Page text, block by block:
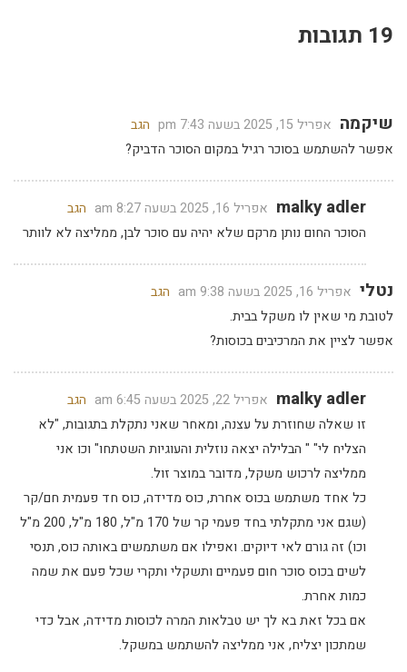
19 תגובות
שיקמה אפריל 15, 2025 בשעה 7:43 pm
הגב
אפשר להשתמש בסוכר רגיל במקום הסוכר הדביק?
malky adler אפריל 16, 2025 בשעה 8:27 am
הגב
הסוכר החום נותן מרקם שלא יהיה עם סוכר לבן, ממליצה לא לוותר
נטלי אפריל 16, 2025 בשעה 9:38 am
הגב
לטובת מי שאין לו משקל בבית.
אפשר לציין את המרכיבים בכוסות?
malky adler אפריל 22, 2025 בשעה 6:45 am
הגב
זו שאלה שחוזרת על עצנה, ומאחר שאני נתקלת בתגובות, "לא
הצליח לי" " הבלילה יצאה נוזלית והעוגיות השטתחו" וכו אני
ממליצה לרכוש משקל, מדובר במוצר זול.
כל אחד משתמש בכוס אחרת, כוס מדידה, כוס חד פעמית חם/קר
(שגם אני מתקלתי בחד פעמי קר של 170 מ"ל, 180 מ"ל, 200 מ"ל
וכו) זה גורם לאי דיוקים. ואפילו אם משתמשים באותה כוס, תנסי
לשים בכוס סוכר חום פעמיים ותשקלי ותקרי שכל פעם את שמה
כמות אחרת.
אם בכל זאת בא לך יש טבלאות המרה לכוסות מדידה, אבל כדי
שמתכון יצליח, אני ממליצה להשתמש במשקל.